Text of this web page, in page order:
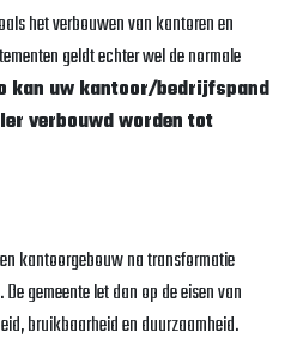
het verbouwen van kantoren en
geldt echter wel de normale
kan uw kantoor/bedrijfspand
verbouwd worden tot
kantoorgebouw na transformatie
gemeente let dan op de eisen van
bruikbaarheid en duurzaamheid.